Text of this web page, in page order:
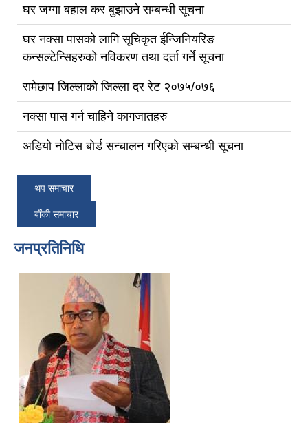
घर जग्गा बहाल कर बुझाउने सम्बन्धी सूचना
घर नक्सा पासको लागि सूचिकृत ईन्जिनियरिङ
कन्सल्टेन्सिहरुको नविकरण तथा दर्ता गर्ने सूचना
रामेछाप जिल्लाको जिल्ला दर रेट २०७५/०७६
नक्सा पास गर्न चाहिने कागजातहरु
अडियो नोटिस बोर्ड सन्चालन गरिएको सम्बन्धी सूचना
थप समाचार
बाँकी समाचार
जनप्रतिनिधि